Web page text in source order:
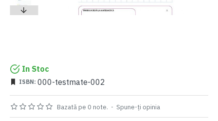
In Stoc
ISBN: 000-testmate-002
Bazată pe 0 note. - Spune-ţi opinia